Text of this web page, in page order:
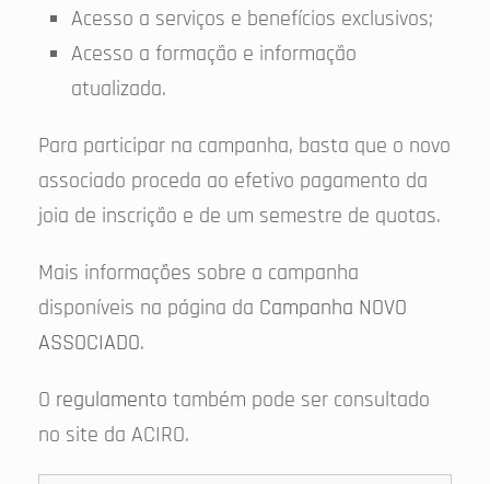
Acesso a serviços e benefícios exclusivos;
Acesso a formação e informação
atualizada.
Para participar na campanha, basta que o novo
associado proceda ao efetivo pagamento da
joia de inscrição e de um semestre de quotas.
Mais informações sobre a campanha
disponíveis na página da Campanha NOVO
ASSOCIADO.
O regulamento também pode ser consultado
no site da ACIRO.